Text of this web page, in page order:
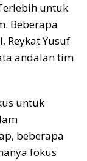
untuk
Beberapa
Reykat Yusuf
andalan tim
untuk
beberapa
fokus